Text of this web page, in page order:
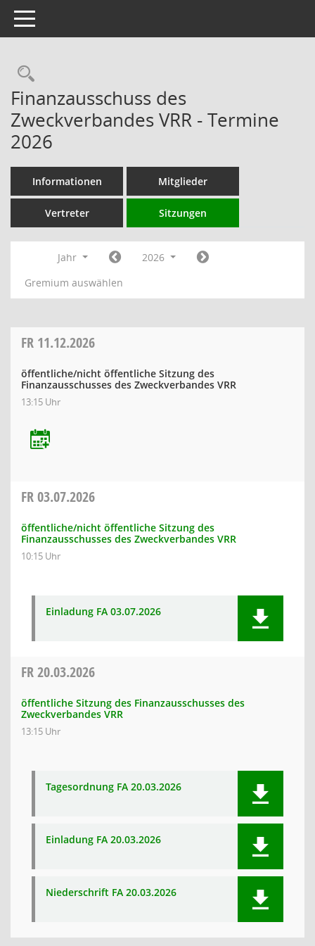
Toggle navigation
Rechercheauswahl
Finanzausschuss des
Zweckverbandes VRR - Termine
2026
Informationen Mitglieder
Vertreter Sitzungen
Jahr
2026
Gremium auswählen
FR 11.12.2026
öffentliche/nicht öffentliche Sitzung des
Finanzausschusses des Zweckverbandes VRR
13:15 Uhr
FR03.07.2026
öffentliche/nicht öffentliche Sitzung des
Finanzausschusses des Zweckverbandes VRR
10:15 Uhr
Einladung FA 03.07.2026
FR20.03.2026
öffentliche Sitzung des Finanzausschusses des
Zweckverbandes VRR
13:15 Uhr
Tagesordnung FA 20.03.2026
Einladung FA 20.03.2026
Niederschrift FA 20.03.2026